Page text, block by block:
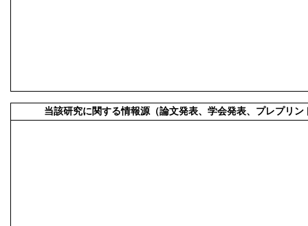
当該研究に関する情報源（論文発表、学会発表、プレプリン